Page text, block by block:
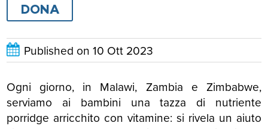
DONA
Published on 10 Ott 2023
Ogni giorno, in Malawi, Zambia e Zimbabwe,
serviamo ai bambini una tazza di nutriente
porridge arricchito con vitamine: si rivela un aiuto